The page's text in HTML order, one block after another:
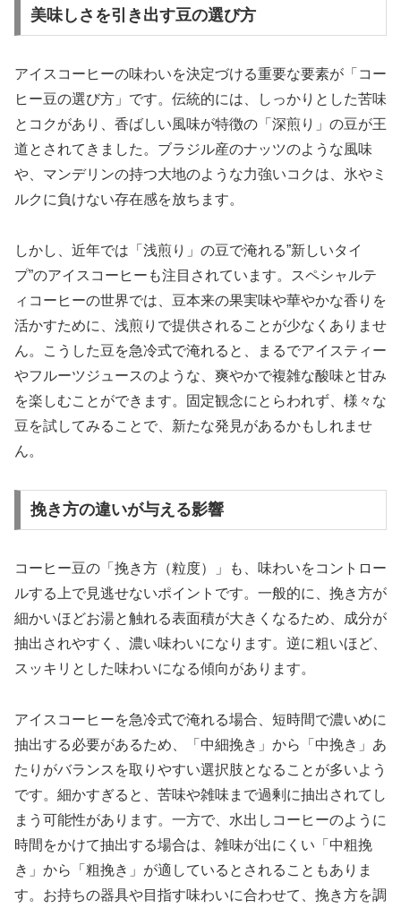
美味しさを引き出す豆の選び方
アイスコーヒーの味わいを決定づける重要な要素が「コー
ヒー豆の選び方」です。伝統的には、しっかりとした苦味
とコクがあり、香ばしい風味が特徴の「深煎り」の豆が王
道とされてきました。ブラジル産のナッツのような風味
や、マンデリンの持つ大地のような力強いコクは、氷やミ
ルクに負けない存在感を放ちます。
しかし、近年では「浅煎り」の豆で淹れる”新しいタイ
プ”のアイスコーヒーも注目されています。スペシャルテ
ィコーヒーの世界では、豆本来の果実味や華やかな香りを
活かすために、浅煎りで提供されることが少なくありませ
ん。こうした豆を急冷式で淹れると、まるでアイスティー
やフルーツジュースのような、爽やかで複雑な酸味と甘み
を楽しむことができます。固定観念にとらわれず、様々な
豆を試してみることで、新たな発見があるかもしれませ
ん。
挽き方の違いが与える影響
コーヒー豆の「挽き方（粒度）」も、味わいをコントロー
ルする上で見逃せないポイントです。一般的に、挽き方が
細かいほどお湯と触れる表面積が大きくなるため、成分が
抽出されやすく、濃い味わいになります。逆に粗いほど、
スッキリとした味わいになる傾向があります。
アイスコーヒーを急冷式で淹れる場合、短時間で濃いめに
抽出する必要があるため、「中細挽き」から「中挽き」あ
たりがバランスを取りやすい選択肢となることが多いよう
です。細かすぎると、苦味や雑味まで過剰に抽出されてし
まう可能性があります。一方で、水出しコーヒーのように
時間をかけて抽出する場合は、雑味が出にくい「中粗挽
き」から「粗挽き」が適しているとされることもありま
す。お持ちの器具や目指す味わいに合わせて、挽き方を調